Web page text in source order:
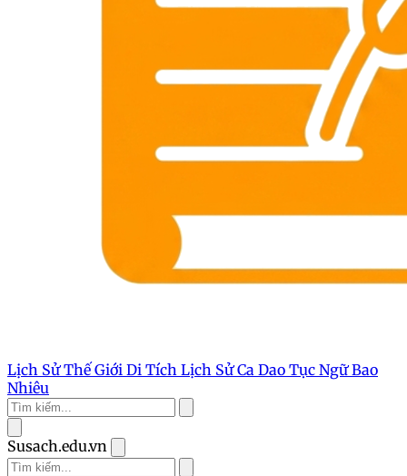
Lịch Sử Thế Giới Di Tích Lịch SửCa Dao Tục NgữBao
Nhiêu
Susach.edu.vn